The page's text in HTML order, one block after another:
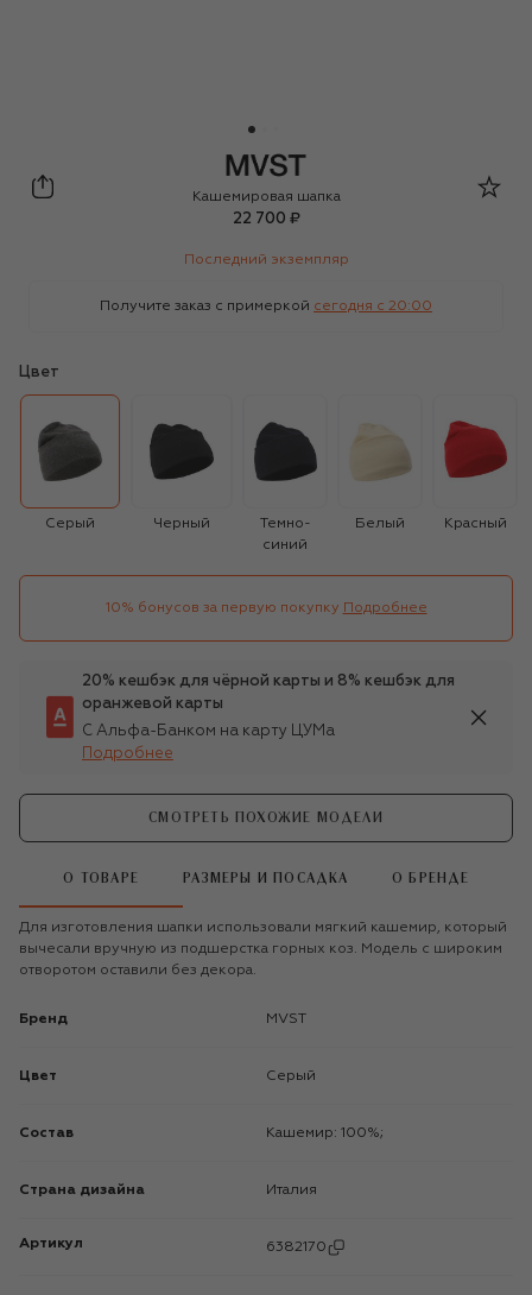
MVST
Кашемировая шапка
22 700 ₽
Последний экземпляр
Получите заказ с примеркой сегодня c 20:00
Цвет
Серый Черный
Темно-
синий
Белый Красный
10% бонусов за первую покупку Подробнее
20% кешбэк для чёрной карты и 8% кешбэк для
оранжевой карты
С Альфа-Банком на карту ЦУМа
Подробнее
СМОТРЕТЬ ПОХОЖИЕ МОДЕЛИ
О ТОВАРЕ РАЗМЕРЫ И ПОСАДКА О БРЕНДЕ
Для изготовления шапки использовали мягкий кашемир, который
вычесали вручную из подшерстка горных коз. Модель с широким
отворотом оставили без декора.
Бренд MVST
Цвет Серый
Состав Кашемир: 100%;
Страна дизайна Италия
Артикул 6382170